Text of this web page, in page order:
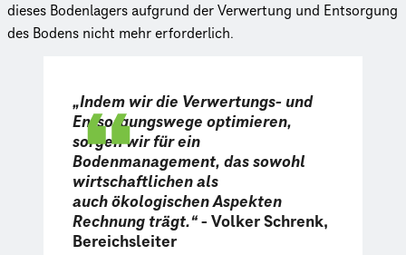
dieses Bodenlagers aufgrund der Verwertung und Entsorgung
des Bodens nicht mehr erforderlich.
„Indem wir die Verwertungs- und
Entsorgungswege optimieren,
sorgen wir für ein
Bodenmanagement, das sowohl
wirtschaftlichen als
auch ökologischen Aspekten
Rechnung trägt.“- Volker Schrenk,
Bereichsleiter